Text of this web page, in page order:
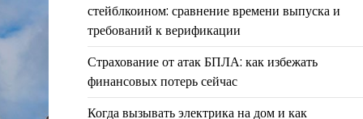
стейблкоином: сравнение времени выпуска и
требований к верификации
Страхование от атак БПЛА: как избежать
финансовых потерь сейчас
Когда вызывать электрика на дом и как